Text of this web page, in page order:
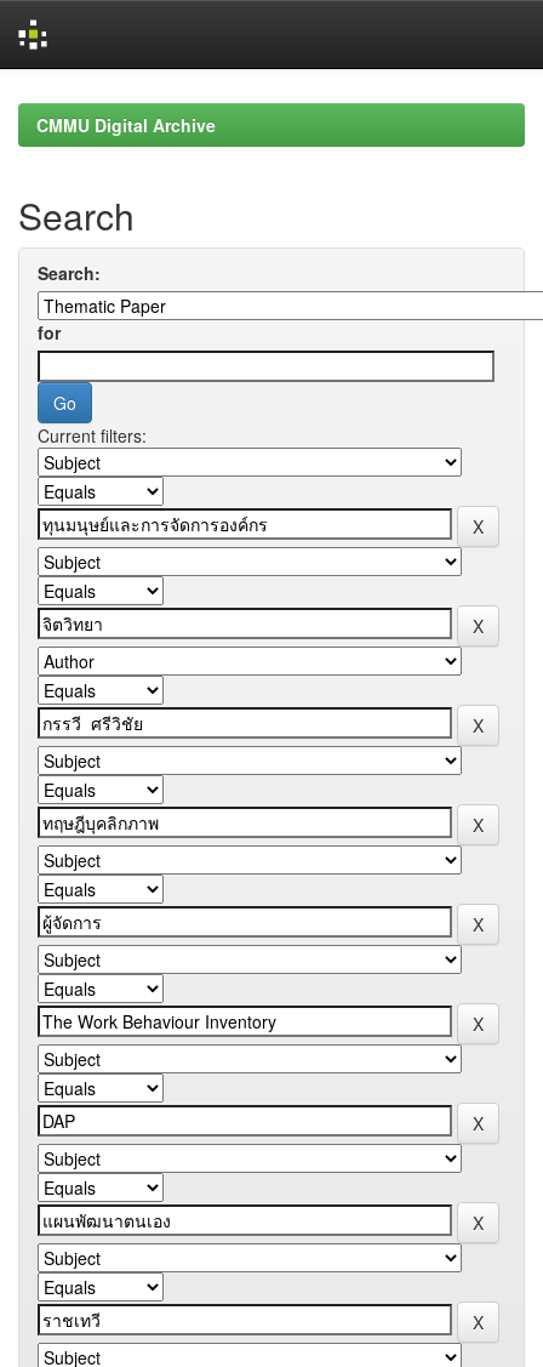
navigationCMMU Digital Archive
Search
Search:
for
Current filters: